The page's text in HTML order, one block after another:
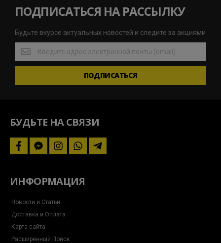
ПОДПИСАТЬСЯ НА РАССЫЛКУ
Будьте вкурсе актуальных новостей и следите за акциями
Будьте
вкурсе
актуальных
и
ПОДПИСАТЬСЯ
БУДЬТЕ НА СВЯЗИ
facebookfacebook-
messenger
instagram
whatsapptelegram-
plane
ИНФОРМАЦИЯ
Новости и Статьи
Доставка и Оплата
Карта сайта
Расширенный Поиск